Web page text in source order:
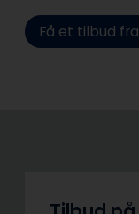
Få et tilbud